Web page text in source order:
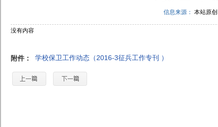
信息来源： 本站原
没有内容
附件： 学校保卫工作动态（2016-3征兵工作专刊 ）